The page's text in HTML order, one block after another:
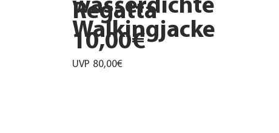
wasserdichte
Walkingjacke
Regatta
10,00€
UVP 80,00€